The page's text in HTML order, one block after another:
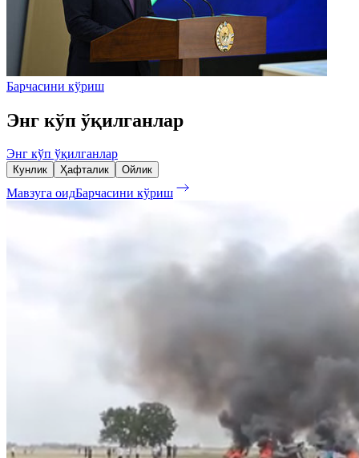
Барчасини кўриш
Энг кўп ўқилганлар
Энг кўп ўқилганлар
Кунлик Ҳафталик Ойлик
Мавзуга оидБарчасини кўриш